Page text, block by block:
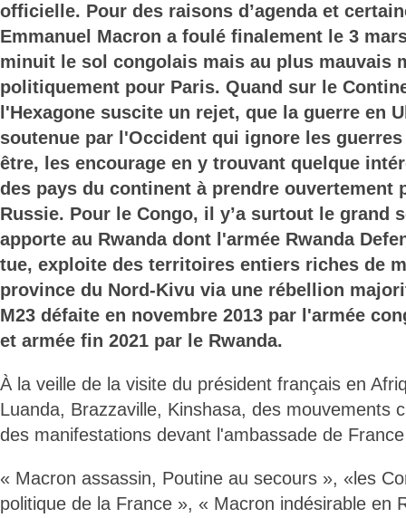
officielle. Pour des raisons d’agenda et
Emmanuel Macron a foulé finalement le 3
minuit le sol congolais mais au plus mauvais
politiquement pour Paris. Quand sur le
l'Hexagone suscite un rejet, que la guerre en
soutenue par l'Occident qui ignore les
être, les encourage en y trouvant quelque
des pays du continent à prendre ouvertement
Russie. Pour le Congo, il y’a surtout le grand
apporte au Rwanda dont l'armée Rwanda
tue, exploite des territoires entiers riches de
province du Nord-Kivu via une rébellion
M23 défaite en novembre 2013 par l'armée
et armée fin 2021 par le Rwanda.
À la veille de la visite du président français en
Luanda, Brazzaville, Kinshasa, des mouvements
des manifestations devant l'ambassade de
« Macron assassin, Poutine au secours », «les
politique de la France », « Macron indésirable en